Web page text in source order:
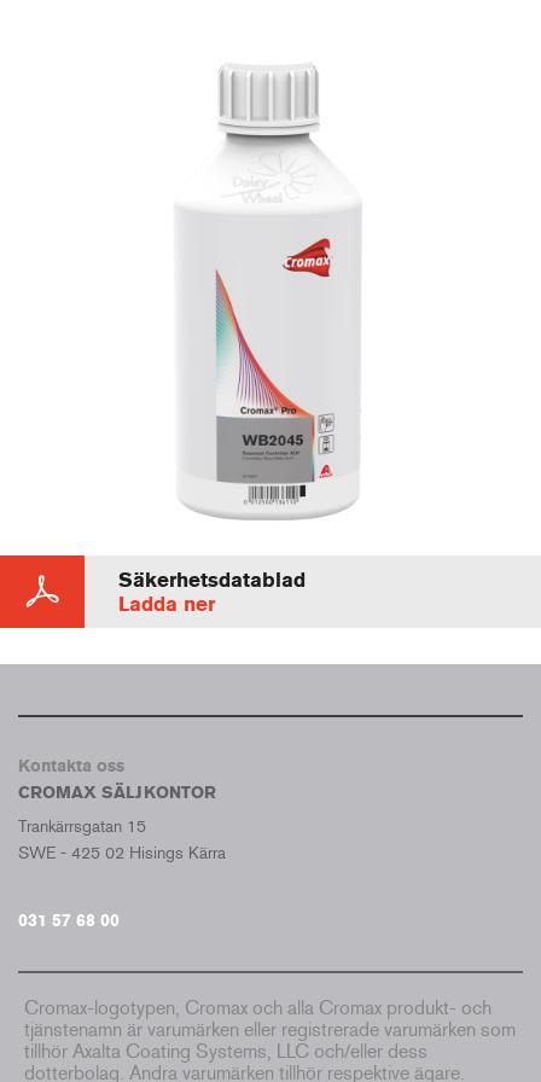
Säkerhetsdatablad
Ladda ner
Kontakta oss
CROMAX SÄLJKONTOR
Trankärrsgatan 15
SWE - 425 02 Hisings Kärra
031 57 68 00
Cromax-logotypen, Cromax och alla Cromax produkt- och
tjänstenamn är varumärken eller registrerade varumärken som
tillhör Axalta Coating Systems, LLC och/eller dess
dotterbolag. Andra varumärken tillhör respektive ägare.